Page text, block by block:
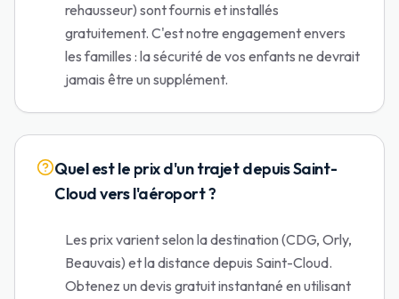
rehausseur) sont fournis et installés
gratuitement. C'est notre engagement envers
les familles : la sécurité de vos enfants ne devrait
jamais être un supplément.
Quel est le prix d'un trajet depuis Saint-
Cloud vers l'aéroport ?
Les prix varient selon la destination (CDG, Orly,
Beauvais) et la distance depuis Saint-Cloud.
Obtenez un devis gratuit instantané en utilisant